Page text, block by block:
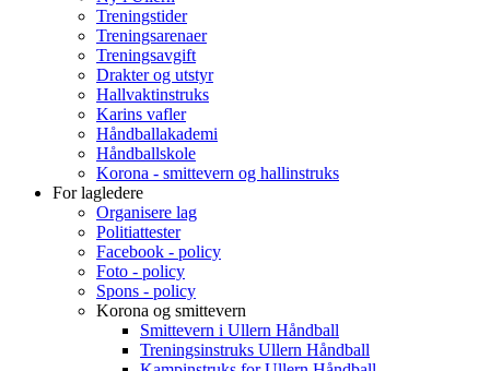
Treningstider
Treningsarenaer
Treningsavgift
Drakter og utstyr
Hallvaktinstruks
Karins vafler
Håndballakademi
Håndballskole
Korona - smittevern og hallinstruks
For lagledere
Organisere lag
Politiattester
Facebook - policy
Foto - policy
Spons - policy
Korona og smittevern
Smittevern i Ullern Håndball
Treningsinstruks Ullern Håndball